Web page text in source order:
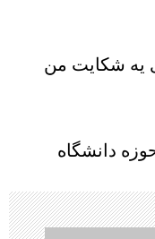
یه شکایت من
دانشگاه